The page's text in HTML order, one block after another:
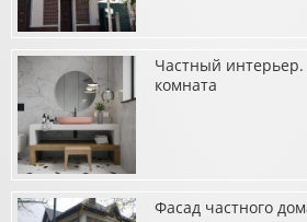
о Фасад частного домаЧастный интерьер.
комната
о Частный интерьер. Детская ванная
Фасад частного